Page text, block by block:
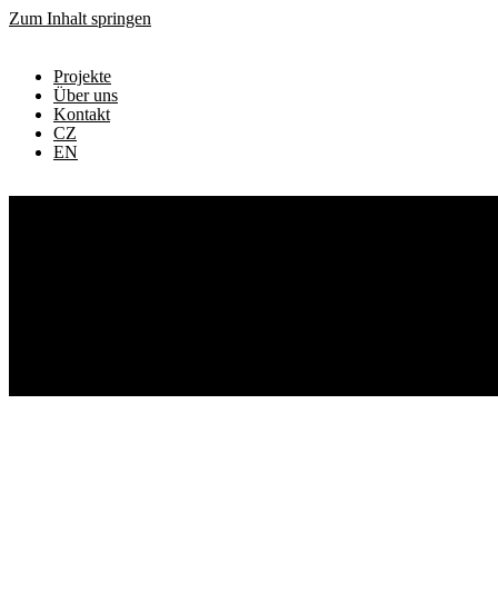
Zum Inhalt springen
Projekte
Über uns
Kontakt
CZ
EN